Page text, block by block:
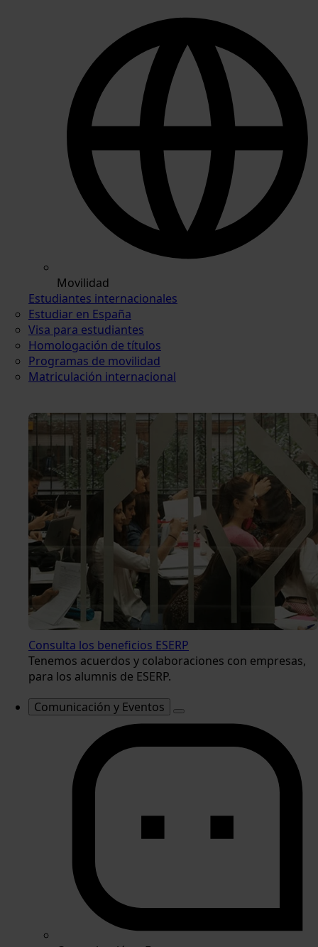
Movilidad
Estudiantes internacionales
Estudiar en España
Visa para estudiantes
Homologación de títulos
Programas de movilidad
Matriculación internacional
Consulta los beneficios ESERP
Tenemos acuerdos y colaboraciones con empresas,
para los alumnis de ESERP.
Comunicación y Eventos